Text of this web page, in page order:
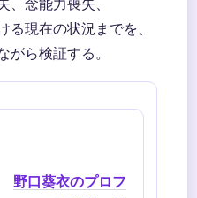
、念能力喪失、
る現在の状況までを、
がら検証する。
野口葵衣のプロフ